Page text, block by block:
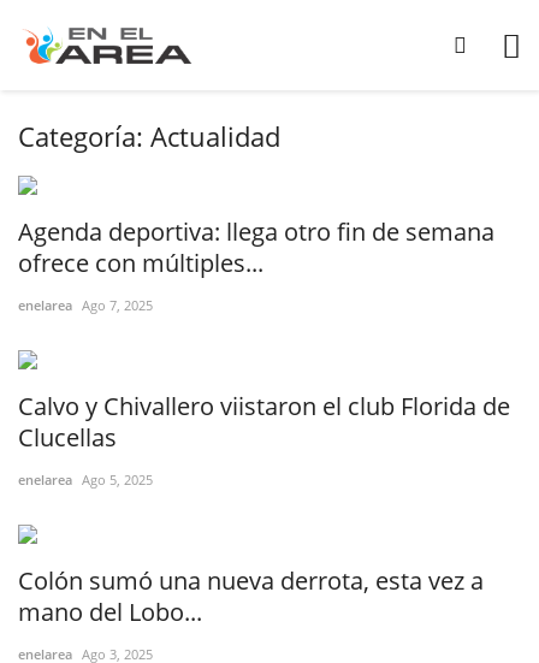
Categoría: Actualidad
Agenda deportiva: llega otro fin de semana
ofrece con múltiples...
enelarea Ago 7, 2025
Calvo y Chivallero viistaron el club Florida de
Clucellas
enelarea Ago 5, 2025
Colón sumó una nueva derrota, esta vez a
mano del Lobo...
enelarea Ago 3, 2025